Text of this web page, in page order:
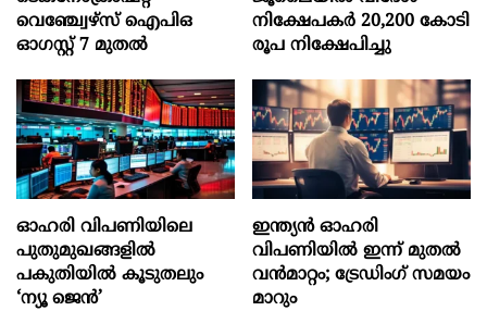
വെഞ്ച്വേഴ്‌സ്‌ ഐപിഒ
ഓഗസ്റ്റ്‌ 7 മുതല്‍
നിക്ഷേപകര്‍ 20,200 കോടി
രൂപ നിക്ഷേപിച്ചു
ഓഹരി വിപണിയിലെ
പുതുമുഖങ്ങളിൽ
പകുതിയിൽ കൂടുതലും
‘ന്യൂ ജെൻ’
ഇന്ത്യൻ ഓഹരി
വിപണിയിൽ ഇന്ന് മുതൽ
വൻമാറ്റം; ട്രേഡിംഗ് സമയം
മാറും